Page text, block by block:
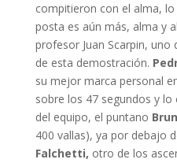
compitieron con el alma,
posta es aún más, alma y
profesor Juan Scarpin, uno
de esta demostración.
su mejor marca personal
sobre los 47 segundos y
del equipo, el puntano
400 vallas), ya por debajo
Falchetti, otro de los